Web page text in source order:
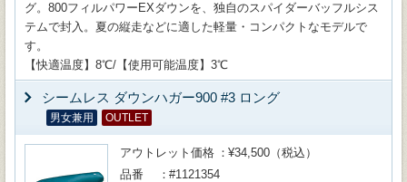
グ。800フィルパワーEXダウンを、独自のスパイダーバッフルシス
テムで封入。夏の縦走などに適した軽量・コンパクトなモデルで
す。
【快適温度】8℃/【使用可能温度】3℃
シームレス ダウンハガー900 #3 ロング
男女兼用 OUTLET
アウトレット価格
¥34,500（税込）
品番
#1121354